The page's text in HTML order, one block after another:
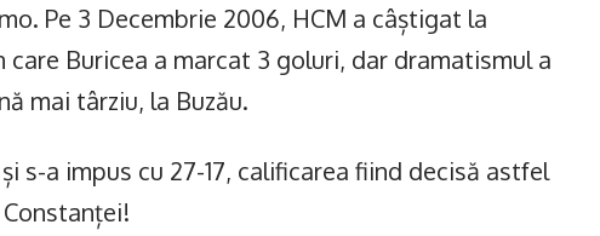
Pe 3 Decembrie 2006, HCM a câștigat la
care Buricea a marcat 3 goluri, dar dramatismul a
mai târziu, la Buzău.
s-a impus cu 27-17, calificarea fiind decisă astfel